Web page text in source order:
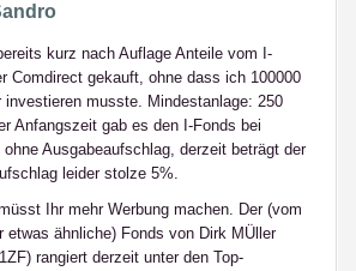
kurz nach Auflage Anteile vom I-
Comdirect gekauft, ohne dass ich 100000
investieren musste. Mindestanlage: 250
Anfangszeit gab es den I-Fonds bei
ohne Ausgabeaufschlag, derzeit beträgt der
leider stolze 5%.
Ihr mehr Werbung machen. Der (vom
etwas ähnliche) Fonds von Dirk MÜller
rangiert derzeit unter den Top-